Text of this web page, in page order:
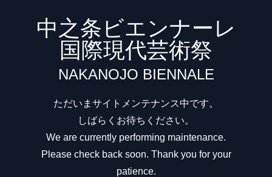
中之条ビエンナーレ
国際現代芸術祭
NAKANOJO BIENNALE
ただいまサイトメンテナンス中です。
しばらくお待ちください。
We are currently performing maintenance.
Please check back soon. Thank you for your
patience.